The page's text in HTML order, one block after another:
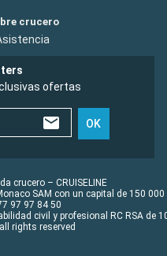
crucero
ofertas
OK
crucero – CRUISELINE
SAM con un capital de 150 000
97 97 84 50
civil y profesional RC RSA de
rights reserved